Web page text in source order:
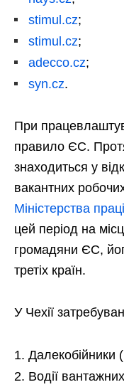
stimul.cz;
stimul.cz;
adecco.cz;
syn.cz.
При
правило ЄС.
знаходиться у
вакантних
Міністерства
цей період на
громадяни ЄС,
третіх країн.
У Чехії
Далекобійники
Водії